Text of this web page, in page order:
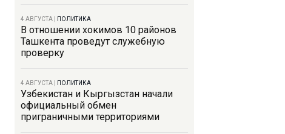
4 АВГУСТА ПОЛИТИКА
В отношении хокимов 10 районов
Ташкента проведут служебную
проверку
4 АВГУСТА ПОЛИТИКА
Узбекистан и Кыргызстан начали
официальный обмен
приграничными территориями